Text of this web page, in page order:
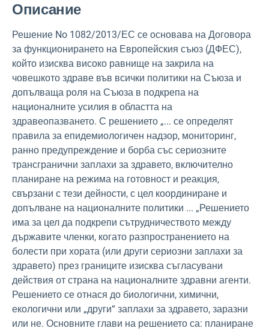
Описание
Решение No 1082/2013/ЕС се основава на Договора
за функционирането на Европейския съюз (ДФЕС),
който изисква високо равнище на закрила на
човешкото здраве във всички политики на Съюза и
допълваща роля на Съюза в подкрепа на
националните усилия в областта на
здравеопазването. С решението „... се определят
правила за епидемиологичен надзор, мониторинг,
ранно предупреждение и борба със сериозните
трансгранични заплахи за здравето, включително
планиране на режима на готовност и реакция,
свързани с тези дейности, с цел координиране и
допълване на националните политики ... „Решението
има за цел да подкрепи сътрудничеството между
държавите членки, когато разпространението на
болести при хората (или други сериозни заплахи за
здравето) през границите изисква съгласувани
действия от страна на националните здравни агенти.
Решението се отнася до биологични, химични,
екологични или „други“ заплахи за здравето, заразни
или не. Основните глави на решението са: планиране